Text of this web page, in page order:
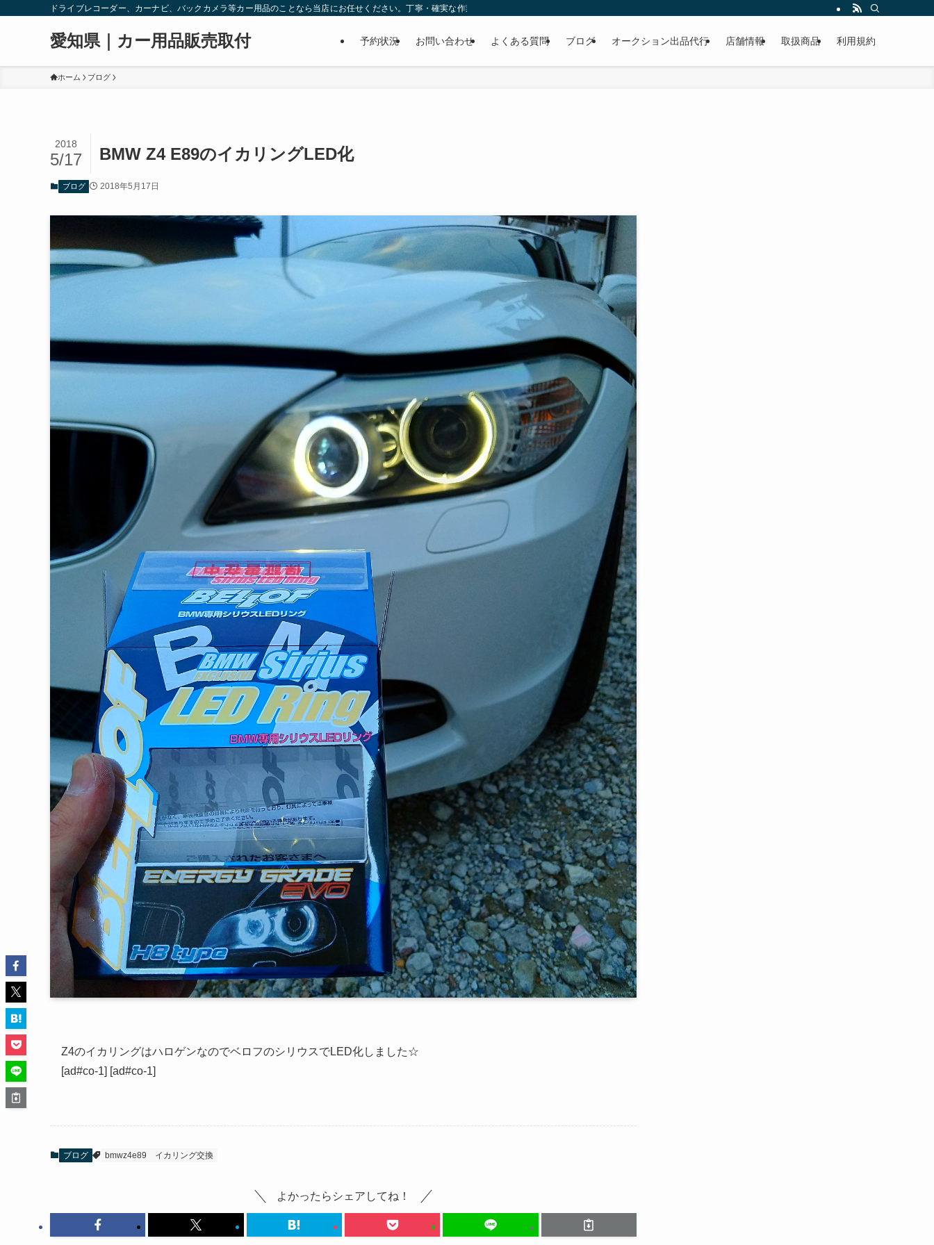
ドライブレコーダー、カーナビ、バックカメラ等カー用品のことなら当店にお任せください。丁寧・確実な作業で個人様だけでなくディーラーの外注作業もこなしています。出張対応、代車完備、見積り無料です。気軽にお問い合
愛知県｜カー用品販売取付 予約状況 お問い合わせ よくある質問 ブログ オークション出品代行 店舗情報 取扱商品 利用規約
ホーム ブログ
BMW Z4 E89のイカリングLED化
2018
5/17
ブログ 2018年5月17日
Z4のイカリングはハロゲンなのでベロフのシリウスでLED化しました☆
[ad#co-1] [ad#co-1]
ブログ bmwz4e89 イカリング交換
よかったらシェアしてね！